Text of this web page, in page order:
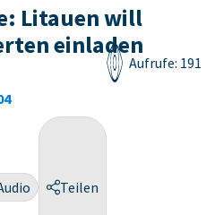
Litauen will
einladen
Aufrufe: 191
Teilen